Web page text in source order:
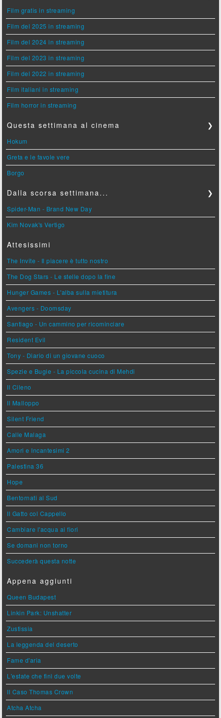
Film gratis in streaming
Film del 2025 in streaming
Film del 2024 in streaming
Film del 2023 in streaming
Film del 2022 in streaming
Film italiani in streaming
Film horror in streaming
Questa settimana al cinema ❯
Hokum
Greta e le favole vere
Borgo
Dalla scorsa settimana... ❯
Spider-Man - Brand New Day
Kim Novak's Vertigo
Attesissimi
The Invite - Il piacere è tutto nostro
The Dog Stars - Le stelle dopo la fine
Hunger Games - L'alba sulla mietitura
Avengers - Doomsday
Santiago - Un cammino per ricominciare
Resident Evil
Tony - Diario di un giovane cuoco
Spezie e Bugie - La piccola cucina di Mehdi
Il Cileno
Il Malloppo
Silent Friend
Calle Malaga
Amori e Incantesimi 2
Palestina 36
Hope
Bentornati al Sud
Il Gatto col Cappello
Cambiare l'acqua ai fiori
Se domani non torno
Succederà questa notte
Appena aggiunti
Queen Budapest
Linkin Park: Unshatter
Zustissia
La leggenda del deserto
Fame d'aria
L'estate che finì due volte
Il Caso Thomas Crown
Atcha Atcha